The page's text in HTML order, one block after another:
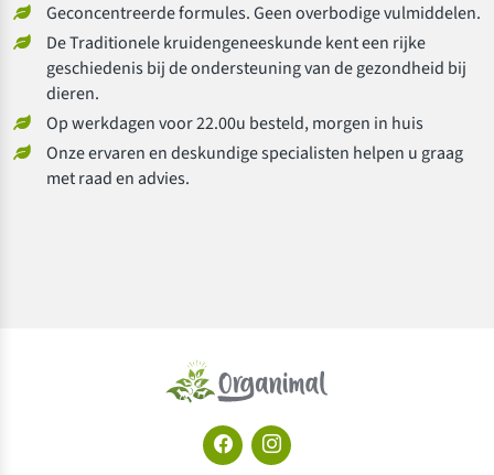
Geconcentreerde formules. Geen overbodige vulmiddelen.
De Traditionele kruidengeneeskunde kent een rijke
geschiedenis bij de ondersteuning van de gezondheid bij
dieren.
Op werkdagen voor 22.00u besteld, morgen in huis
Onze ervaren en deskundige specialisten helpen u graag
met raad en advies.